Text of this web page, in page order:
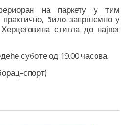
на паркету у тим
практично, било завршемно у
стигла до највег
суботе од 19.00 часова.
спорт)